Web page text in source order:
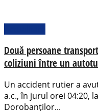
Două persoane
coliziuni între un
Un accident rutier a
a.c., în jurul orei 04:20,
Dorobanților...